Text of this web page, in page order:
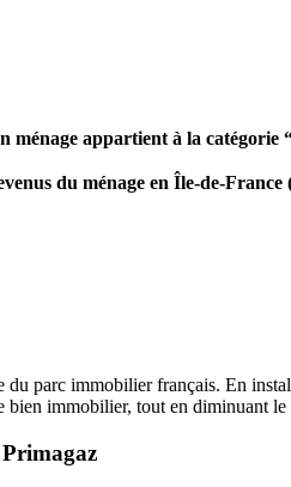
ménage appartient à la catégorie
du ménage en Île-de-France
parc immobilier français. En
immobilier, tout en diminuant le